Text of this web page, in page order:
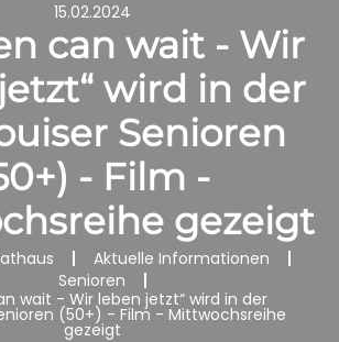
15.02.2024
can wait - Wir
wird in der
Senioren
- Film -
gezeigt
Aktuelle Informationen
Senioren
wait - Wir leben jetzt“ wird in der
(50+) - Film - Mittwochsreihe
gezeigt